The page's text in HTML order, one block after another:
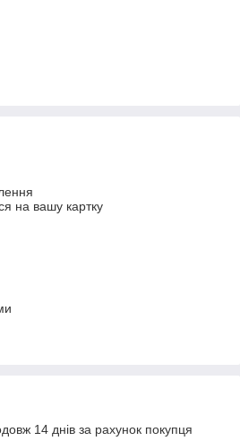
на вашу картку
14 днів за рахунок покупця